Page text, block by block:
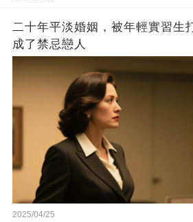
二十年平淡婚姻，被年輕實習生
成了禁忌戀人
2025/04/25